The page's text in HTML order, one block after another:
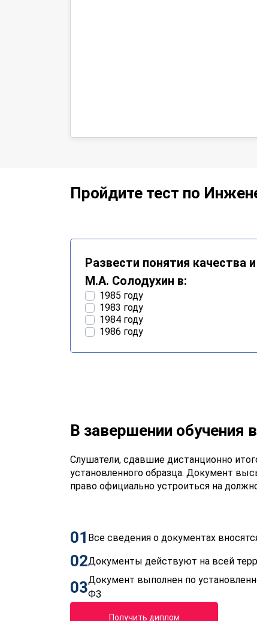
Пройдите тест по
Развести понятия качества
М.А. Солодухин в:
1985 году
1983 году
1984 году
1986 году
В завершении обучения
Слушатели, сдавшие дистанционно
установленного образца. Документ
право официально устроиться на
01 Все сведения о документах
02Документы действуют на всей
03Документ выполнен по
ФЗ
Получить диплом